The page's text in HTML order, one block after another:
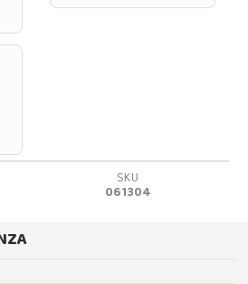
SKU
061304